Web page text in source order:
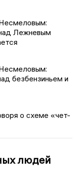
Лежневым
безбензиньем и
о схеме «чет-
людей